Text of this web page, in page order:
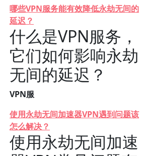
哪些VPN服务能有效降低永劫无间的
延迟？
什么是VPN服务，
它们如何影响永劫
无间的延迟？
VPN服
使用永劫无间加速器VPN遇到问题该
怎么解决？
使用永劫无间加速